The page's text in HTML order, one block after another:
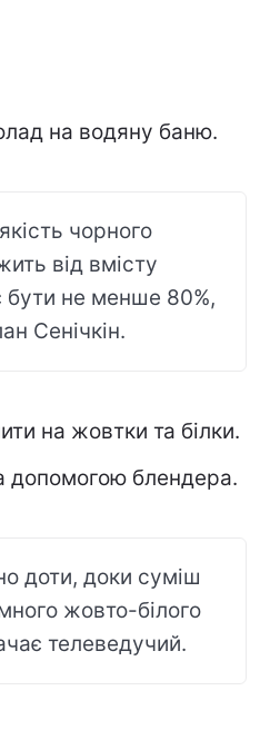
на водяну баню.
чорного
від вмісту
бути не менше 80%,
Сенічкін.
на жовтки та білки.
допомогою блендера.
доти, доки суміш
жовто-білого
телеведучий.